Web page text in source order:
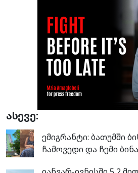
ასევე:
ემიგრანტი: ბათუმში
ჩამოვედი და ჩემი